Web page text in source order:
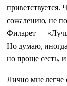
приветствуется.
сожалению, не
Филарет —
Но думаю,
но проще сесть,
Лично мне легче